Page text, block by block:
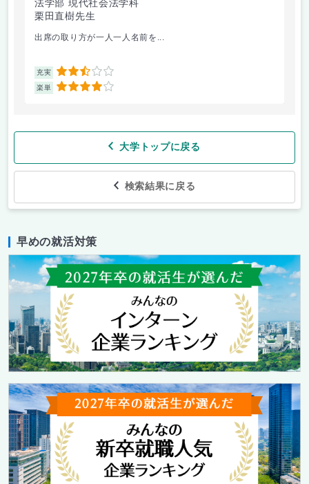
法学部 現代社会法学科
栗田直樹先生
出席の取り方が一人一人名前を...
充実 2.5
楽単 4
大学トップに戻る
検索結果に戻る
早めの就活対策